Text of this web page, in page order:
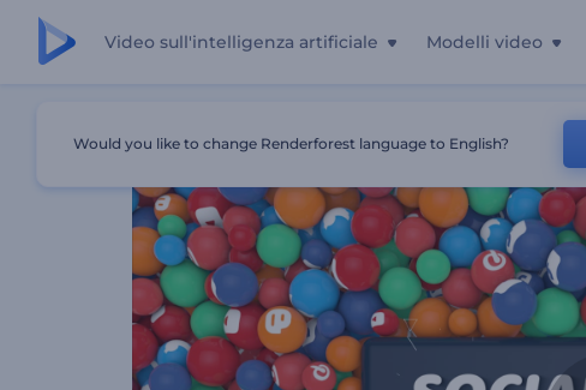
Video sull'intelligenza artificiale Modelli video
Would you like to change Renderforest language to English?